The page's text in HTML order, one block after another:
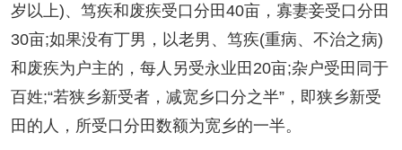
岁以上)、笃疾和废疾受口分田40亩，寡妻妾受口分田
30亩;如果没有丁男，以老男、笃疾(重病、不治之病)
和废疾为户主的，每人另受永业田20亩;杂户受田同于
百姓;“若狭乡新受者，减宽乡口分之半”，即狭乡新受
田的人，所受口分田数额为宽乡的一半。